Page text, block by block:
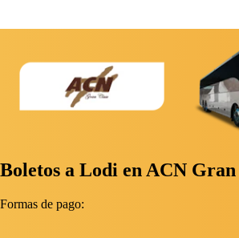
Boletos a Lodi en ACN Gran
Formas de pago: